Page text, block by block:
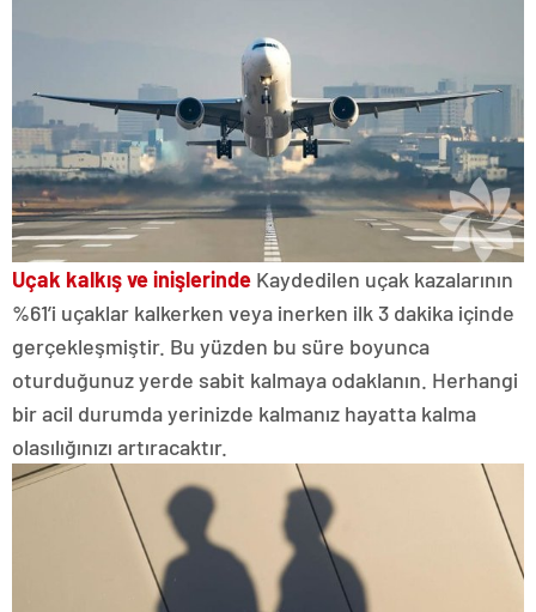
Uçak kalkış ve inişlerinde Kaydedilen uçak kazalarının
%61’i uçaklar kalkerken veya inerken ilk 3 dakika içinde
gerçekleşmiştir. Bu yüzden bu süre boyunca
oturduğunuz yerde sabit kalmaya odaklanın. Herhangi
bir acil durumda yerinizde kalmanız hayatta kalma
olasılığınızı artıracaktır.